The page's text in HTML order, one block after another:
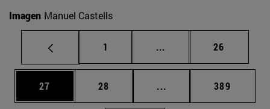
Imagen Manuel Castells
Página
1 ... Páginas intermedias
Página
26
Página
27 Página
28 ... Páginas intermedias
Página
389